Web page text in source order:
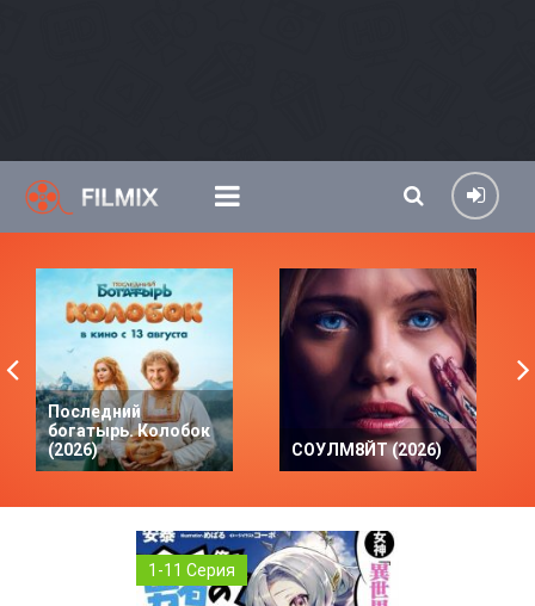
Последний
богатырь. Колобок
(2026)
СОУЛМ8ЙТ (2026)
1-11 Серия